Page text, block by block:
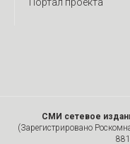
СМИ сетевое
(Зарегистрировано